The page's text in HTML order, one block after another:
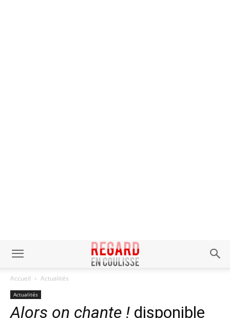
Accueil Actualités
Actualités
Alors on chante ! disponible